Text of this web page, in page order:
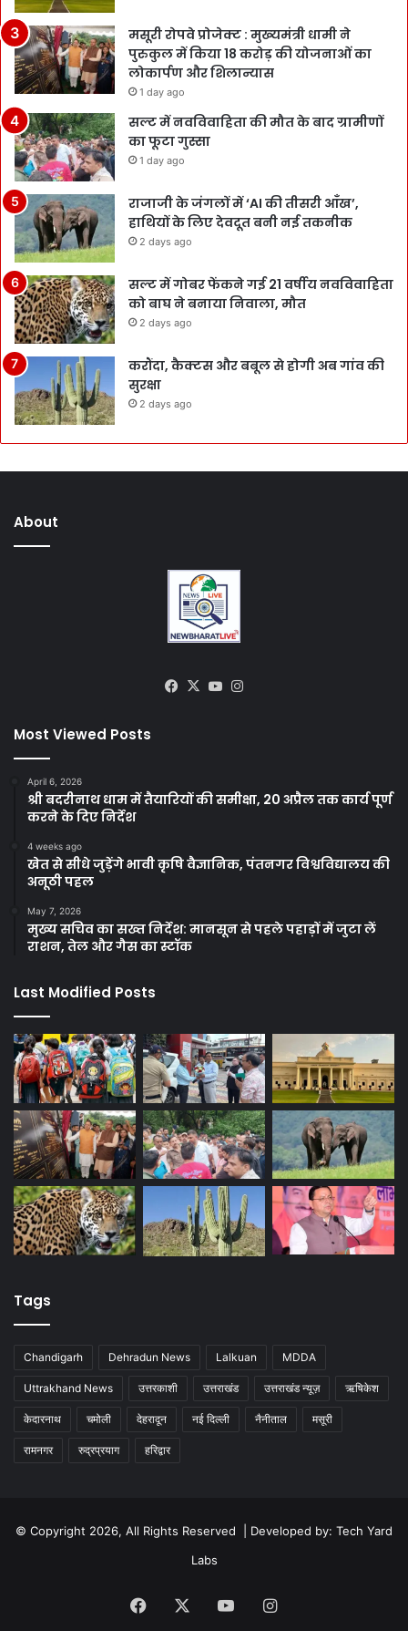
मसूरी रोपवे प्रोजेक्ट : मुख्‍यमंत्री धामी ने
पुरुकुल में किया 18 करोड़ की योजनाओं का
लोकार्पण और शिलान्यास
1 day ago
सल्ट में नवविवाहिता की मौत के बाद ग्रामीणों
का फूटा गुस्सा
1 day ago
राजाजी के जंगलों में ‘AI की तीसरी आँख’,
हाथियों के लिए देवदूत बनी नई तकनीक
2 days ago
सल्ट में गोबर फेंकने गई 21 वर्षीय नवविवाहिता
को बाघ ने बनाया निवाला, मौत
2 days ago
करौंदा, कैक्टस और बबूल से होगी अब गांव की
सुरक्षा
2 days ago
About
Facebook
X YouTube
Most Viewed Posts
April 6, 2026
श्री बदरीनाथ धाम में तैयारियों की समीक्षा, 20 अप्रैल तक कार्य पूर्ण
करने के दिए निर्देश
4 weeks ago
खेत से सीधे जुड़ेंगे भावी कृषि वैज्ञानिक, पंतनगर विश्वविद्यालय की
अनूठी पहल
May 7, 2026
मुख्य सचिव का सख्त निर्देश: मानसून से पहले पहाड़ों में जुटा लें
राशन, तेल और गैस का स्टॉक
Last Modified Posts
Tags
Chandigarh Dehradun News Lalkuan MDDA
Uttrakhand News उत्तरकाशी उत्तराखंड उत्तराखंड न्यूज़ ऋषिकेश
केदारनाथ चमोली देहरादून नई दिल्ली नैनीताल मसूरी
रामनगर रुद्रप्रयाग हरिद्वार
© Copyright 2026, All Rights Reserved | Developed by: Tech Yard
Labs
Facebook YouTubeInstagram